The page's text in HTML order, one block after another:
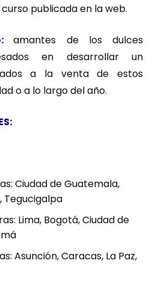
publicada en la web.
amantes de los dulces
en desarrollar un
a la venta de estos
o a lo largo del año.
Ciudad de Guatemala,
Tegucigalpa
Lima, Bogotá, Ciudad de
Asunción, Caracas, La Paz,